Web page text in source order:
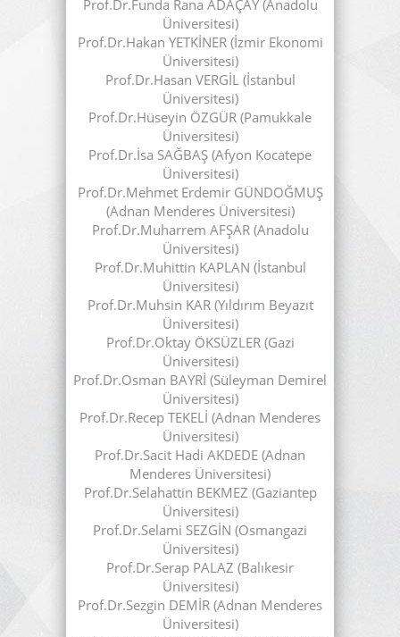
Prof.Dr.Funda Rana ADAÇAY (Anadolu
Üniversitesi)
Prof.Dr.Hakan YETKİNER (İzmir Ekonomi
Üniversitesi)
Prof.Dr.Hasan VERGİL (İstanbul
Üniversitesi)
Prof.Dr.Hüseyin ÖZGÜR (Pamukkale
Üniversitesi)
Prof.Dr.İsa SAĞBAŞ (Afyon Kocatepe
Üniversitesi)
Prof.Dr.Mehmet Erdemir GÜNDOĞMUŞ
(Adnan Menderes Üniversitesi)
Prof.Dr.Muharrem AFŞAR (Anadolu
Üniversitesi)
Prof.Dr.Muhittin KAPLAN (İstanbul
Üniversitesi)
Prof.Dr.Muhsin KAR (Yıldırım Beyazıt
Üniversitesi)
Prof.Dr.Oktay ÖKSÜZLER (Gazi
Üniversitesi)
Prof.Dr.Osman BAYRİ (Süleyman Demirel
Üniversitesi)
Prof.Dr.Recep TEKELİ (Adnan Menderes
Üniversitesi)
Prof.Dr.Sacit Hadi AKDEDE (Adnan
Menderes Üniversitesi)
Prof.Dr.Selahattin BEKMEZ (Gaziantep
Üniversitesi)
Prof.Dr.Selami SEZGİN (Osmangazi
Üniversitesi)
Prof.Dr.Serap PALAZ (Balıkesir
Üniversitesi)
Prof.Dr.Sezgin DEMİR (Adnan Menderes
Üniversitesi)